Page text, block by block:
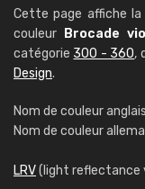
Cette page affiche la
couleur
Brocade
catégorie 300 - 360,
Design.
Nom de couleur
Nom de couleur
LRV(light reflectance